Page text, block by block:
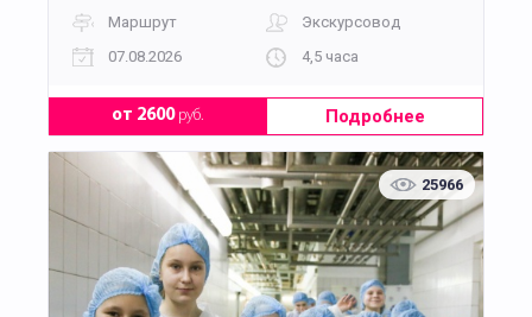
Маршрут
Экскурсовод
07.08.2026
4,5 часа
от 2600руб. Подробнее
25966